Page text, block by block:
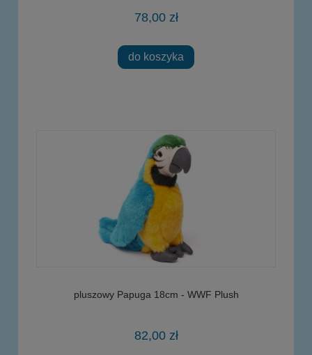
78,00 zł
do koszyka
pluszowy Papuga 18cm - WWF Plush
82,00 zł